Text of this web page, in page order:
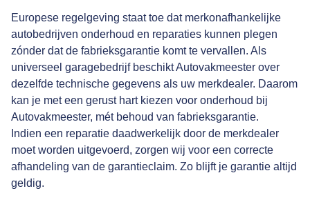
Europese regelgeving staat toe dat merkonafhankelijke
autobedrijven onderhoud en reparaties kunnen plegen
zónder dat de fabrieksgarantie komt te vervallen. Als
universeel garagebedrijf beschikt Autovakmeester over
dezelfde technische gegevens als uw merkdealer. Daarom
kan je met een gerust hart kiezen voor onderhoud bij
Autovakmeester, mét behoud van fabrieksgarantie.
Indien een reparatie daadwerkelijk door de merkdealer
moet worden uitgevoerd, zorgen wij voor een correcte
afhandeling van de garantieclaim. Zo blijft je garantie altijd
geldig.